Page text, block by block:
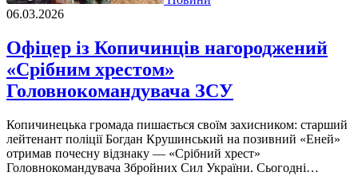
06.03.2026
Офіцер із Копичинців нагороджений
«Срібним хрестом»
Головнокомандувача ЗСУ
Копичинецька громада пишається своїм захисником: старший
лейтенант поліції Богдан Крушинський на позивний «Еней»
отримав почесну відзнаку — «Срібний хрест»
Головнокомандувача Збройних Сил України. Сьогодні…